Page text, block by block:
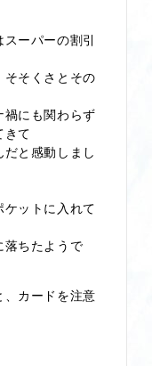
ーパーの割引
そそくさとその
にも関わらず
きて
と感動しまし
ットに入れて
落ちたようで
、カードを注意